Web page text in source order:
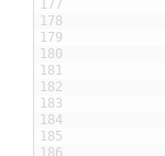
177
178
179
180
181
182
183
184
185